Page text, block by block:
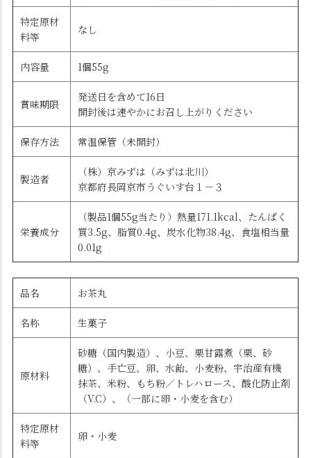
特定原材
料等
なし
内容量 1個55g
賞味期限
発送日を含めて16日
開封後は速やかにお召し上がりください
保存方法 常温保管（未開封）
製造者
（株）京みずは（みずは北川）
京都府長岡京市うぐいす台１－３
栄養成分
（製品1個55g当たり）熱量171.1kcal、たんぱく
質3.5g、脂質0.4g、炭水化物38.4g、食塩相当量
0.01g
品名 お茶丸
名称 生菓子
原材料
砂糖（国内製造）、小豆、栗甘露煮（栗、砂
糖）、手亡豆、卵、水飴、小麦粉、宇治産有機
抹茶、米粉、もち粉／トレハロース、酸化防止剤
（V.C）、（一部に卵・小麦を含む）
特定原材
料等
卵・小麦